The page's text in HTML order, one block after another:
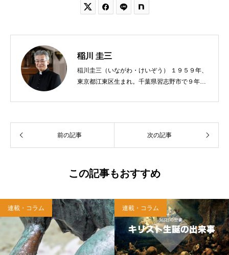
 
稲川 圭三
稲川圭三（いながわ・けいぞう） １９５９年、
東京都江東区生まれ。千葉県習志野市で９年
ック司祭に叙階。西千葉教会助任、青梅・あき
贈りもの』『神様のみこころ』『３６５日全部
が神さまの日』『イエスさまといつもいっし
さまが共にいてくださる神秘』『神さまのまな
前の記事 次の記事
この記事もおすすめ
連載・コラム 連載・コラム